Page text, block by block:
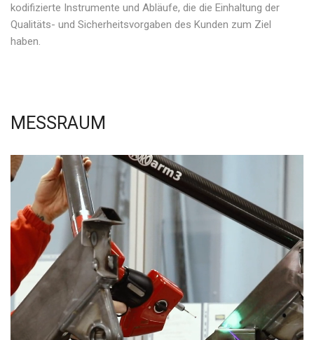
kodifizierte Instrumente und Abläufe, die die Einhaltung der
Qualitäts- und Sicherheitsvorgaben des Kunden zum Ziel
haben.
MESSRAUM